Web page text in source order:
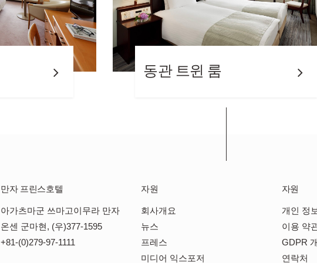
동관 트윈 룸
만자 프린스호텔
아가츠마군 쓰마고이무라 만자
온센 군마현, (우)377-1595
+81-(0)279-97-1111
자원
회사개요
뉴스
프레스
미디어 익스포저
자원
개인 정
이용 약
GDPR
연락처